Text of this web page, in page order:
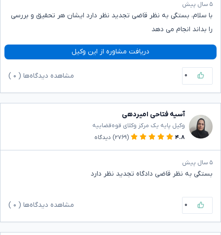
۵ سال پیش
با سلام، بستگی به نظر قاضی تجدید نظر دارد ایشان هر تحقیق و بررسی
را بداند انجام می دهد
دریافت مشاوره از این وکیل
۰ مشاهده دیدگاه‌ها ( ۰
آسیه فتاحی امیردهی
وکیل پایه یک مرکز وکلای قوه‌قضاییه
۴.۸
(۲۷۶۹) دیدگاه
۵ سال پیش
بستگی به نظر قاضی دادگاه تجدید نظر دارد
۰ مشاهده دیدگاه‌ها ( ۰